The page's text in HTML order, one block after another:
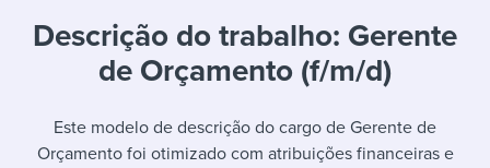
Mobilizing AI in my work
Templates & Guides
I WANT...
I’m a jobseeker
Attend webinars & events
Descrição do trabalho: Gerente
de Orçamento (f/m/d)
Este modelo de descrição do cargo de Gerente de
Orçamento foi otimizado com atribuições financeiras e